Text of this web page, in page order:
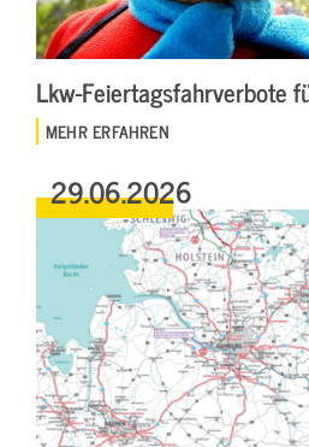
Lkw-Feiertagsfahrverbote
MEHR ERFAHREN
29.06.2026